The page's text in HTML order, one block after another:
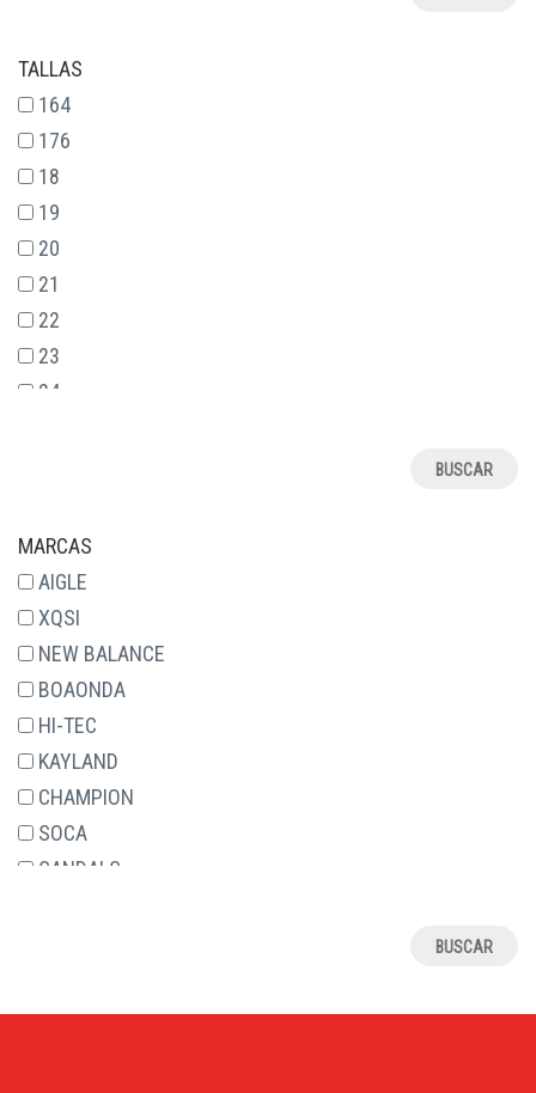
TALLAS
164
176
18
19
20
21
22
23
24
28
29
30
31
32
33
34
35
36
37
MARCAS
AIGLE
XQSI
NEW BALANCE
BOAONDA
HI-TEC
KAYLAND
CHAMPION
SOCA
SANDALS
ASOLO